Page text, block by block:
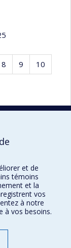
Page
8 Page
9 Page
10
et de
témoins
et la
vos
à notre
à vos besoins.